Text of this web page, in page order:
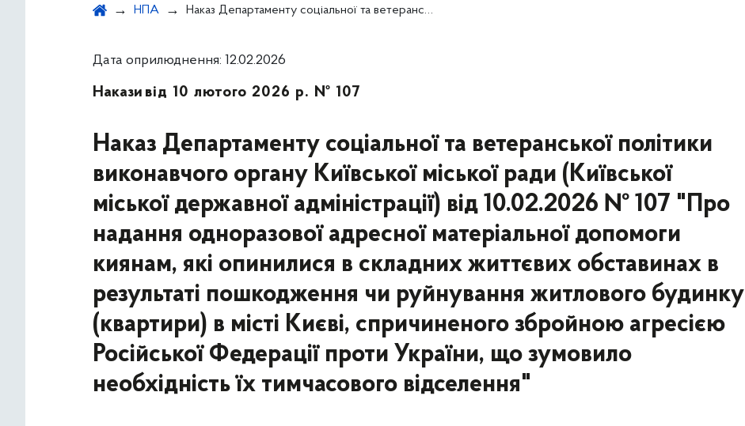
НПА Наказ Департаменту соціальної та ветеранської політики виконавчого органу Київської міської ради (Київської міської державної адміністрації) від 10.02.2026 № 107 "Про надання одноразової адресної матеріальної допомоги киянам, які опинилися в складних життєвих обставинах в результаті пошкодження чи руйнування житлового будинку (квартири) в місті Києві, спричиненого збройною агресією Російської Федерації проти України, що зумовило необхідність їх тимчасового відселення"
Дата оприлюднення: 12.02.2026
Накази від 10 лютого 2026 р. № 107
Наказ Департаменту соціальної та ветеранської політики
виконавчого органу Київської міської ради (Київської
міської державної адміністрації) від 10.02.2026 № 107 "Про
надання одноразової адресної матеріальної допомоги
киянам, які опинилися в складних життєвих обставинах в
результаті пошкодження чи руйнування житлового будинку
(квартири) в місті Києві, спричиненого збройною агресією
Російської Федерації проти України, що зумовило
необхідність їх тимчасового відселення"